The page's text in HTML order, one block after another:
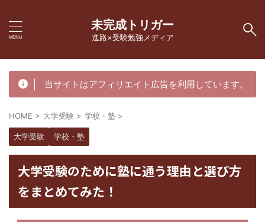
未完成トリガー
進路×受験勉強メディア
当サイトはアフィリエイト広告を利用しています。
HOME > 大学受験 > 学校・塾 >
大学受験 学校・塾
大学受験のために塾に通う理由と選び方
をまとめてみた！